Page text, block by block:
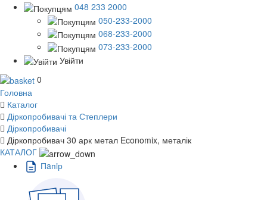
048 233 2000
050-233-2000
068-233-2000
073-233-2000
Увійти
0
Головна
Каталог
Діркопробивачі та Степлери
Діркопробивачі
Діркопробивач 30 арк метал Economix, металік
КАТАЛОГ
Пaпiр